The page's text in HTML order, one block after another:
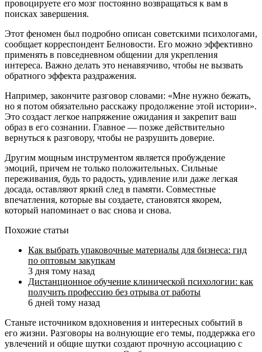
провоцируете его мозг постоянно возвращаться к вам в
поисках завершения.
Этот феномен был подробно описан советскими психологами,
сообщает корреспондент Белновости. Его можно эффективно
применять в повседневном общении для укрепления
интереса. Важно делать это ненавязчиво, чтобы не вызвать
обратного эффекта раздражения.
Например, закончите разговор словами: «Мне нужно бежать,
но я потом обязательно расскажу продолжение этой истории».
Это создаст легкое напряжение ожидания и закрепит ваш
образ в его сознании. Главное — позже действительно
вернуться к разговору, чтобы не разрушить доверие.
Другим мощным инструментом является пробуждение
эмоций, причем не только положительных. Сильные
переживания, будь то радость, удивление или даже легкая
досада, оставляют яркий след в памяти. Совместные
впечатления, которые вы создаете, становятся якорем,
который напоминает о вас снова и снова.
Похожие статьи
Как выбрать упаковочные материалы для бизнеса: гид
по оптовым закупкам
3 дня тому назад
Дистанционное обучение клинической психологии: как
получить профессию без отрыва от работы
6 дней тому назад
Станьте источником вдохновения и интересных событий в
его жизни. Разговоры на волнующие его темы, поддержка его
увлечений и общие шутки создают прочную ассоциацию с